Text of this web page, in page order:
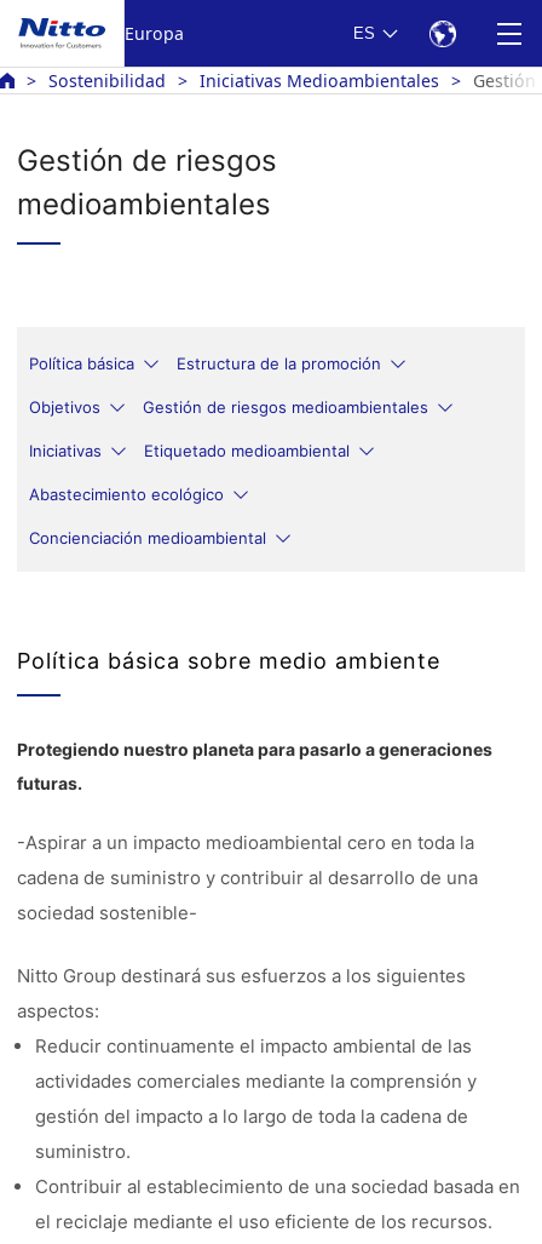
Europa ES
Sostenibilidad Iniciativas Medioambientales
Gestión de riesgos
medioambientales
Política básica Estructura de la promoción
Objetivos Gestión de riesgos medioambientales
Iniciativas Etiquetado medioambiental
Abastecimiento ecológico
Concienciación medioambiental
Política básica sobre medio ambiente
Protegiendo nuestro planeta para pasarlo a generaciones
futuras.
-Aspirar a un impacto medioambiental cero en toda la
cadena de suministro y contribuir al desarrollo de una
sociedad sostenible-
Nitto Group destinará sus esfuerzos a los siguientes
aspectos:
Reducir continuamente el impacto ambiental de las
actividades comerciales mediante la comprensión y
gestión del impacto a lo largo de toda la cadena de
suministro.
Contribuir al establecimiento de una sociedad basada en
el reciclaje mediante el uso eficiente de los recursos.